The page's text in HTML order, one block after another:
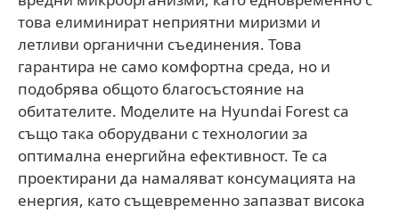
това елиминират неприятни миризми и
летливи органични съединения. Това
гарантира не само комфортна среда, но и
подобрява общото благосъстояние на
обитателите. Моделите на Hyundai Forest са
също така оборудвани с технологии за
оптимална енергийна ефективност. Те са
проектирани да намаляват консумацията на
енергия, като същевременно запазват висока